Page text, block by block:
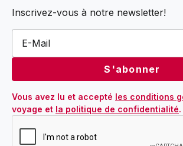
Inscrivez-vous à notre newsletter!
Vous avez lu et accepté les conditions
voyage et la politique de confidentialité.